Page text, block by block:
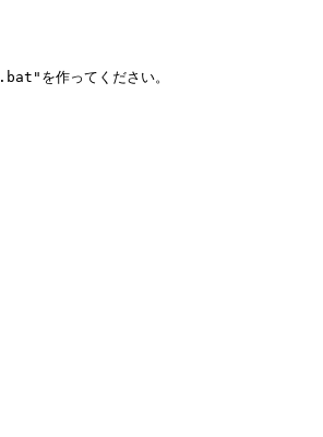
を作ってください。